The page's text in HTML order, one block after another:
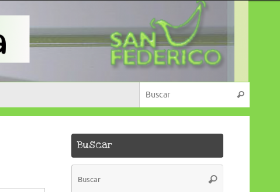
Buscar
Buscar
Buscar